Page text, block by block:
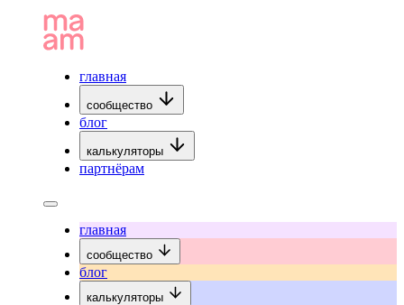
главная
сообщество
блог
калькуляторы
партнёрам
главная
сообщество
блог
калькуляторы